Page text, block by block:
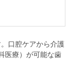
口腔ケアから介護
医療）が可能な歯